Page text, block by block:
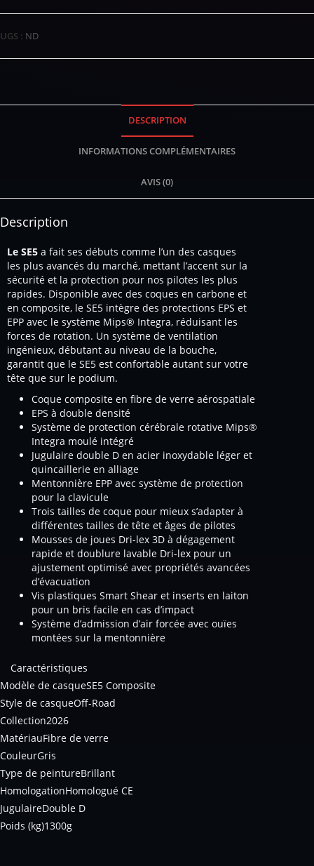
UGS : ND
DESCRIPTION
INFORMATIONS COMPLÉMENTAIRES
AVIS (0)
Description
Le SE5 a fait ses débuts comme l’un des casques
les plus avancés du marché, mettant l’accent sur la
sécurité et la protection pour nos pilotes les plus
rapides. Disponible avec des coques en carbone et
en composite, le SE5 intègre des protections EPS et
EPP avec le système Mips® Integra, réduisant les
forces de rotation. Un système de ventilation
ingénieux, débutant au niveau de la bouche,
garantit que le SE5 est confortable autant sur votre
tête que sur le podium.
Coque composite en fibre de verre aérospatiale
EPS à double densité
Système de protection cérébrale rotative Mips®
Integra moulé intégré
Jugulaire double D en acier inoxydable léger et
quincaillerie en alliage
Mentonnière EPP avec système de protection
pour la clavicule
Trois tailles de coque pour mieux s’adapter à
différentes tailles de tête et âges de pilotes
Mousses de joues Dri-lex 3D à dégagement
rapide et doublure lavable Dri-lex pour un
ajustement optimisé avec propriétés avancées
d’évacuation
Vis plastiques Smart Shear et inserts en laiton
pour un bris facile en cas d’impact
Système d’admission d’air forcée avec ouïes
montées sur la mentonnière
Caractéristiques
Modèle de casqueSE5 Composite
Style de casqueOff-Road
Collection2026
MatériauFibre de verre
CouleurGris
Type de peintureBrillant
HomologationHomologué CE
JugulaireDouble D
Poids (kg)1300g